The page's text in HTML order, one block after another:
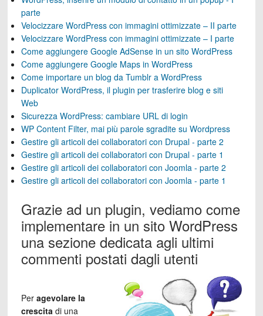
parte
Velocizzare WordPress con immagini ottimizzate – II parte
Velocizzare WordPress con immagini ottimizzate – I parte
Come aggiungere Google AdSense in un sito WordPress
Come aggiungere Google Maps in WordPress
Come importare un blog da Tumblr a WordPress
Duplicator WordPress, il plugin per trasferire blog e siti
Web
Sicurezza WordPress: cambiare URL di login
WP Content Filter, mai più parole sgradite su Wordpress
Gestire gli articoli dei collaboratori con Drupal - parte 2
Gestire gli articoli dei collaboratori con Drupal - parte 1
Gestire gli articoli dei collaboratori con Joomla - parte 2
Gestire gli articoli dei collaboratori con Joomla - parte 1
Grazie ad un plugin, vediamo come
implementare in un sito WordPress
una sezione dedicata agli ultimi
commenti postati dagli utenti
Per agevolare la
crescitadi una